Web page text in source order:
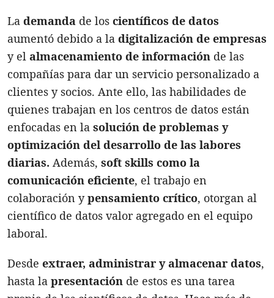
La demanda de los científicos de datos
aumentó debido a la digitalización de empresas
y el almacenamiento de información de las
compañías para dar un servicio personalizado a
clientes y socios. Ante ello, las habilidades de
quienes trabajan en los centros de datos están
enfocadas en la solución de problemas y
optimización del desarrollo de las labores
diarias. Además, soft skills como la
comunicación eficiente, el trabajo en
colaboración ypensamiento crítico, otorgan al
científico de datos valor agregado en el equipo
laboral.
Desde extraer, administrar y almacenar datos,
hasta la presentación de estos es una tarea